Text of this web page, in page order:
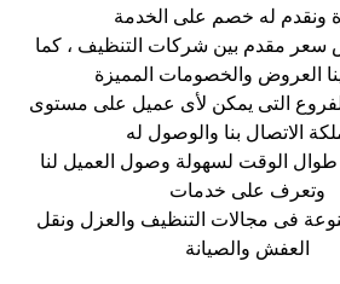
ونقدم له خصم على الخدمة
سعر مقدم بين شركات التنظيف ، كما
العروض والخصومات المميزة
الفروع التى يمكن لأى عميل على مستوى
الاتصال بنا والوصول له
طوال الوقت لسهولة وصول العميل لنا
وتعرف على خدمات
فى مجالات التنظيف والعزل ونقل
العفش والصيانة